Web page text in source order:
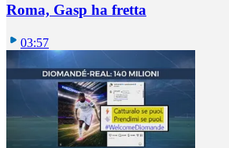
Roma, Gasp ha fretta
03:57